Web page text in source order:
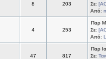
8 203
Σε:
Από:
4 253
Παρ
Σε:
Από:
47 817
Παρ
Σε: